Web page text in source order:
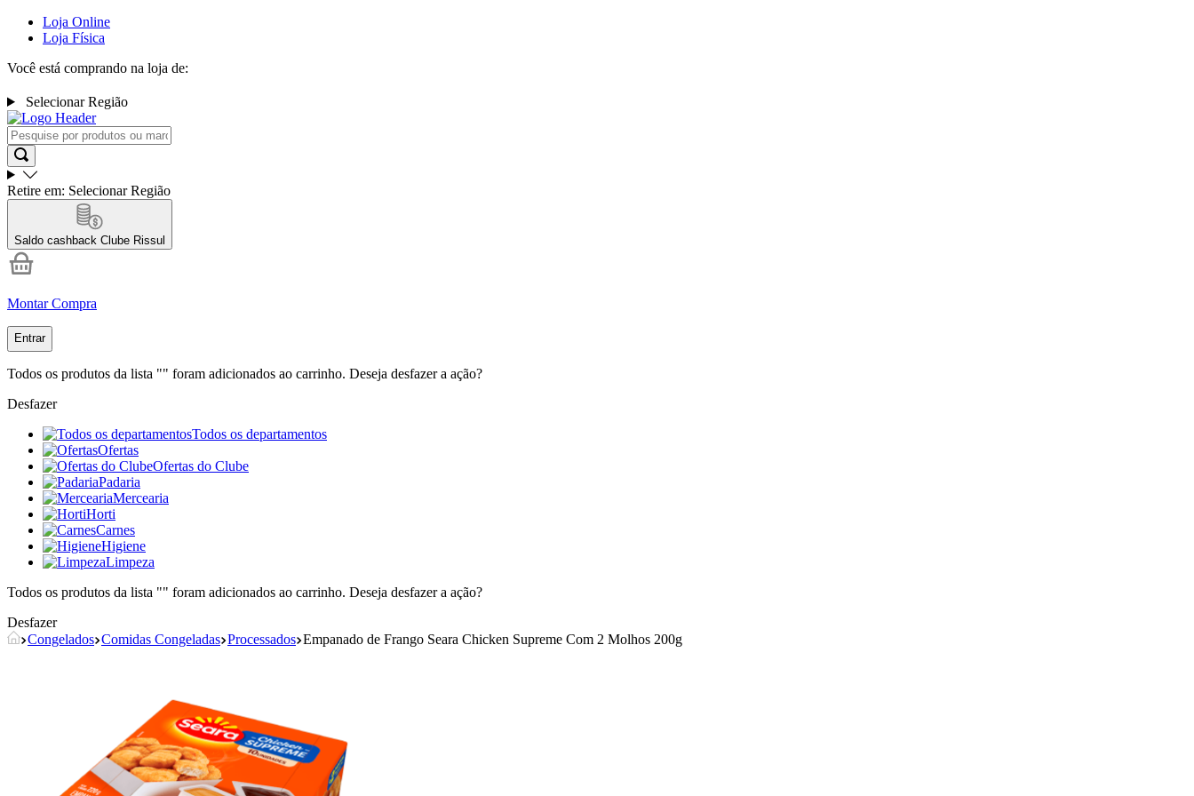
Loja Online
Loja Física
Você está comprando na loja de:
Selecionar Região
Retire em: Selecionar Região
Saldo cashback Clube Rissul
Montar Compra
Entrar
Todos os produtos da lista "" foram adicionados ao carrinho. Deseja desfazer a ação?
Desfazer
Todos os departamentos
Ofertas
Ofertas do Clube
Padaria
Mercearia
Horti
Carnes
Higiene
Limpeza
Todos os produtos da lista "" foram adicionados ao carrinho. Deseja desfazer a ação?
Desfazer
Congelados Comidas Congeladas Processados Empanado de Frango Seara Chicken Supreme Com 2 Molhos 200g